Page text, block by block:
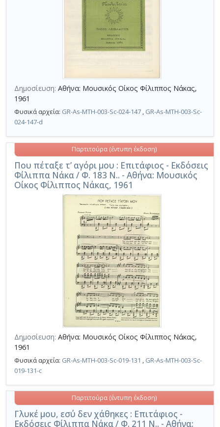
Δημοσίευση: Αθήνα: Μουσικός Οίκος Φίλιππος Νάκας,
1961
Φυσικά αρχεία: GR-As-MTH-003-Sc-024-147 GR-As-MTH-003-Sc-
024-147-d
Που πέταξε τ’ αγόρι μου : Επιτάφιος - Εκδόσεις
Φίλιππα Νάκα / Φ. 183 Ν.. - Αθήνα: Μουσικός
Οίκος Φίλιππος Νάκας, 1961
Παρτιτούρα (έντυπη έκδοση)
Δημοσίευση: Αθήνα: Μουσικός Οίκος Φίλιππος Νάκας,
1961
Φυσικά αρχεία: GR-As-MTH-003-Sc-019-131
GR-As-MTH-003-Sc-
019-131-c
Γλυκέ μου, εσύ δεν χάθηκες : Επιτάφιος -
Εκδόσεις Φίλιππα Νάκα / Φ. 211 Ν.. - Αθήνα:
Παρτιτούρα (έντυπη έκδοση)